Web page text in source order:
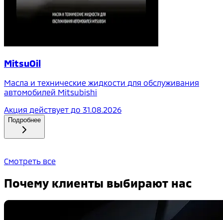
MitsuOil
Масла и технические жидкости для обслуживания
автомобилей Mitsubishi
Акция действует до 31.08.2026
Подробнее
Смотреть все
Почему клиенты выбирают нас